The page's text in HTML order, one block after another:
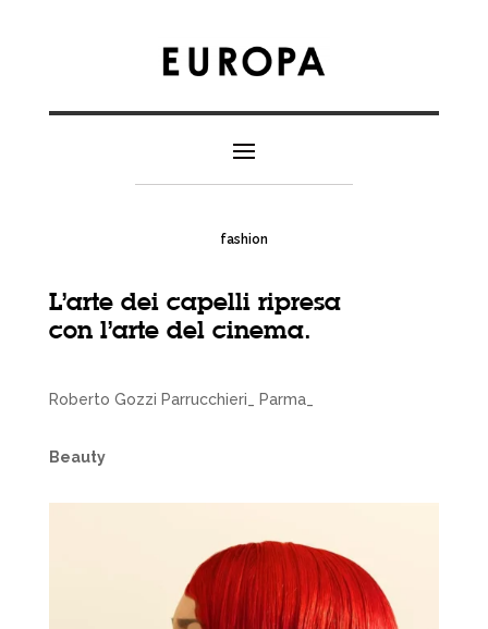
fashion
L’arte dei capelli ripresa
con l’arte del cinema.
Roberto Gozzi Parrucchieri_ Parma_
Beauty